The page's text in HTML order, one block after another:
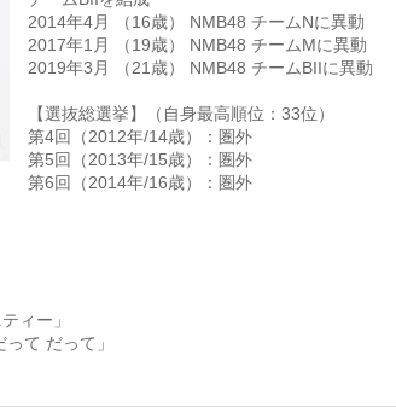
2014年4月 （16歳） NMB48 チームNに異動
2017年1月 （19歳） NMB48 チームMに異動
2019年3月 （21歳） NMB48 チームBIIに異動
【選抜総選挙】（自身最高順位：33位）
第4回（2012年/14歳）：圏外
第5回（2013年/15歳）：圏外
第6回（2014年/16歳）：圏外
ィー」
て だって」